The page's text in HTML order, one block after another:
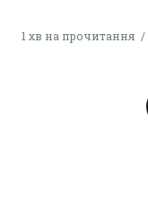
1 хв на прочитання